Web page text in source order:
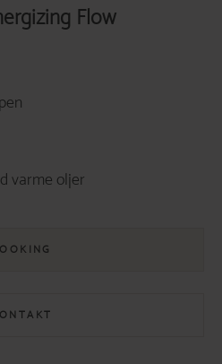
Flow
varme oljer